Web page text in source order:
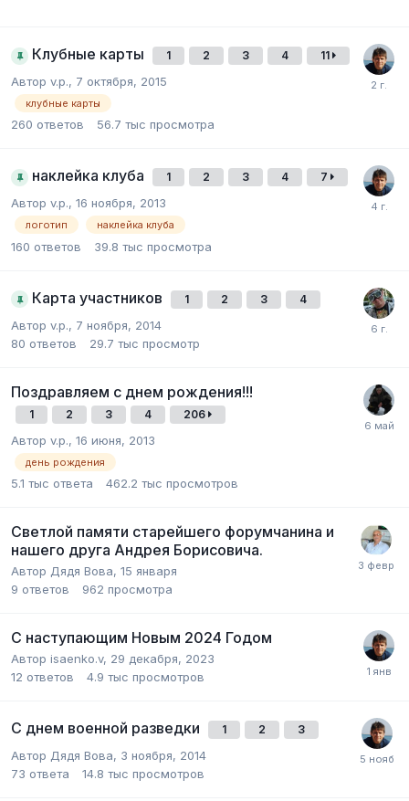
Клубные карты 1 2 3 4 11
Автор v.p., 7 октября, 2015
клубные карты
260 ответов 56.7 тыс просмотра
наклейка клуба 1 2 3 4 7
Автор v.p., 16 ноября, 2013
логотип наклейка клуба
160 ответов 39.8 тыс просмотра
Карта участников 1 2 3 4
Автор v.p., 7 ноября, 2014
80 ответов 29.7 тыс просмотр
Поздравляем с днем рождения!!!
1 2 3 4 206
Автор v.p., 16 июня, 2013
день рождения
5.1 тыс ответа 462.2 тыс просмотров
Светлой памяти старейшего форумчанина и
нашего друга Андрея Борисовича.
Автор Дядя Вова, 15 января
9 ответов 962 просмотра
С наступающим Новым 2024 Годом
Автор isaenko.v, 29 декабря, 2023
12 ответов 4.9 тыс просмотров
С днем военной разведки 1 2 3
Автор Дядя Вова, 3 ноября, 2014
73 ответа 14.8 тыс просмотров